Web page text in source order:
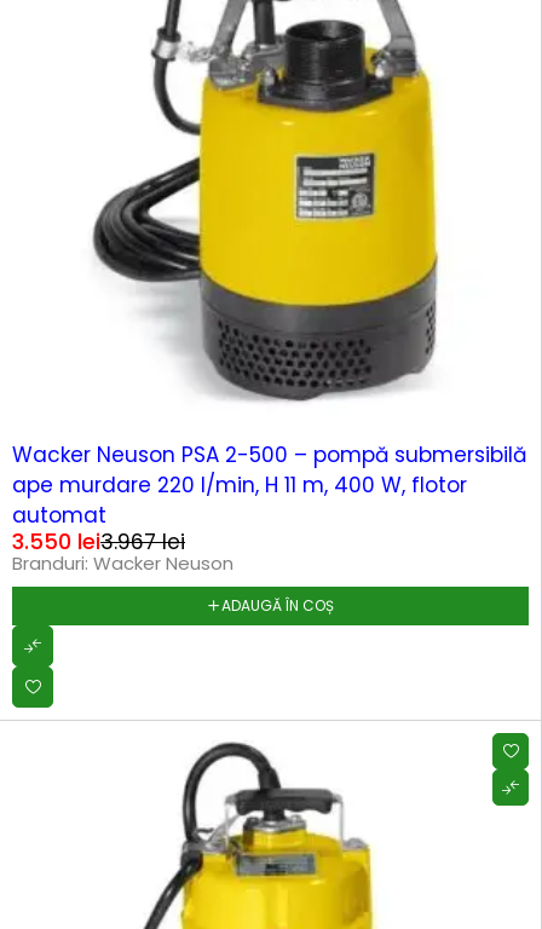
Wacker Neuson PSA 2-500 – pompă submersibilă
ape murdare 220 l/min, H 11 m, 400 W, flotor
automat
3.967lei
3.550 lei
Branduri: Wacker Neuson
ADAUGĂ ÎN COȘ